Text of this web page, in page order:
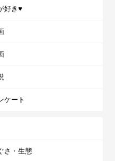
好き♥
ケート
さ・生態